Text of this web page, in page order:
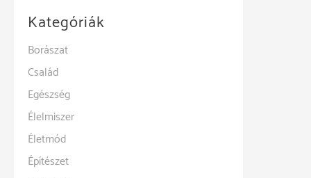
Kategóriák
Borászat
Család
Egészség
Élelmiszer
Életmód
Építészet